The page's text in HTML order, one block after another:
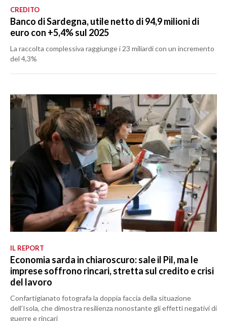
CREDITO
Banco di Sardegna, utile netto di 94,9 milioni di
euro con +5,4% sul 2025
La raccolta complessiva raggiunge i 23 miliardi con un incremento
del 4,3%
IL REPORT
Economia sarda in chiaroscuro: sale il Pil, ma le
imprese soffrono rincari, stretta sul credito e crisi
del lavoro
Confartigianato fotografa la doppia faccia della situazione
dell’Isola, che dimostra resilienza nonostante gli effetti negativi di
guerre e rincari